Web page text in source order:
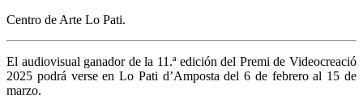
Centro de Arte Lo Pati.
El audiovisual ganador de la 11.ª edición del Premi de Videocreació
2025 podrá verse en Lo Pati d’Amposta del 6 de febrero al 15 de
marzo.